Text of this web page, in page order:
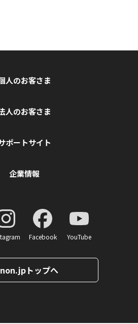
人のお客さま
人のお客さま
ポートサイト
企業情報
Facebook YouTube
トップへ